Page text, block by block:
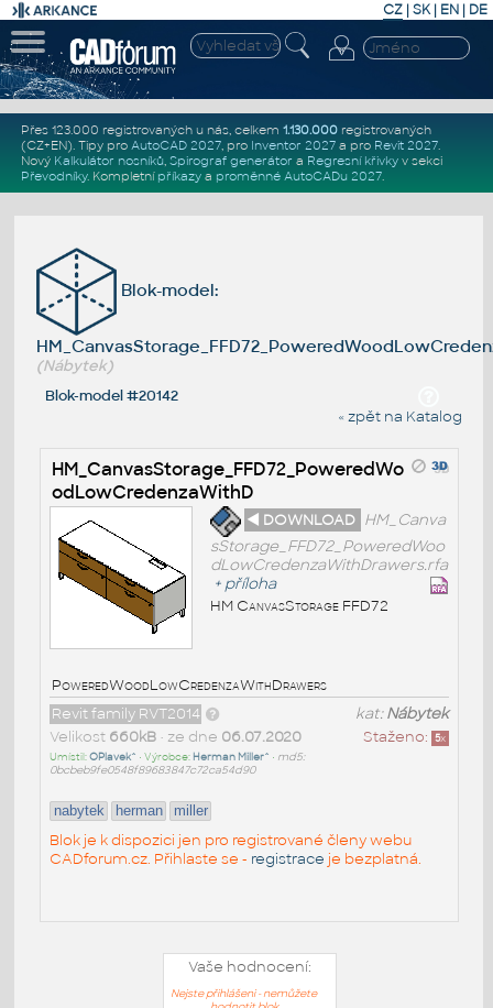
CZ | SK| EN | DE
Přes 123.000 registrovaných u nás, celkem 1.130.000registrovaných
(CZ+EN). Tipy pro AutoCAD 2027, pro Inventor 2027a pro Revit 2027.
Nový Kalkulátor nosníků, Spirograf generátor a Regresní křivkyv sekci
Převodníky. Kompletní příkazya proměnné AutoCADu 2027.
Blok-model:
(Nábytek)
Blok-model #20142
« zpět na Katalog
HM_CanvasStorage_FFD72_PoweredWo
odLowCredenzaWithD
◄ DOWNLOAD HM_Canva
sStorage_FFD72_PoweredWoo
dLowCredenzaWithDrawers.rfa
+ příloha
HM CanvasStorage FFD72
PoweredWoodLowCredenzaWithDrawers
kat:Nábytek
Revit family RVT2014
Staženo: 5x
Velikost 660kB• ze dne 06.07.2020
Umístil:OPlavek^ • Výrobce: Herman Miller^ • md5:
0bcbeb9fe0548f89683847c72ca54d90
nabytek herman miller
Blok je k dispozici jen pro registrované členy webu
CADforum.cz. Přihlaste se - registrace je bezplatná.
Vaše hodnocení:
Nejste přihlášeni - nemůžete